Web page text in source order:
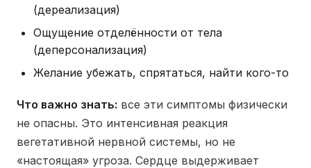
(дереализация)
Ощущение отделённости от тела
(деперсонализация)
Желание убежать, спрятаться, найти кого-то
Что важно знать: все эти симптомы физически
не опасны. Это интенсивная реакция
вегетативной нервной системы, но не
«настоящая» угроза. Сердце выдерживает